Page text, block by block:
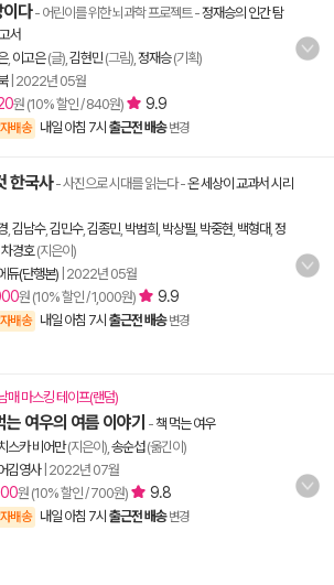
다- 어린이를 위한 뇌과학 프로젝트-정재승의 인간 탐
서
, 이고은(글), 김현민(그림), 정재승(기획)
| 2022년 05월
원 (10% 할인 / 840원) 9.9
배송 내일 아침 7시 출근전 배송 변경
한국사- 사진으로 시대를 읽는다-온 세상이 교과서 시리
김남수, 김민수, 김종민, 박범희 박상필 박중현 백형대 정
차경호(지은이)
듀(단행본) 2022년 05월
원 (10% 할인 / 1,000원) 9.9
배송 내일 아침 7시 출근전 배송 변경
매 마스킹 테이프(랜덤)
는 여우의 여름 이야기 - 책 먹는 여우
스카 비어만(지은이), 송순섭(옮긴이)
김영사| 2022년 07월
원 (10% 할인 / 700원) 9.8
배송 내일 아침 7시 출근전 배송 변경